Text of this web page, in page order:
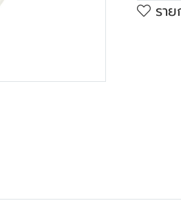
รา